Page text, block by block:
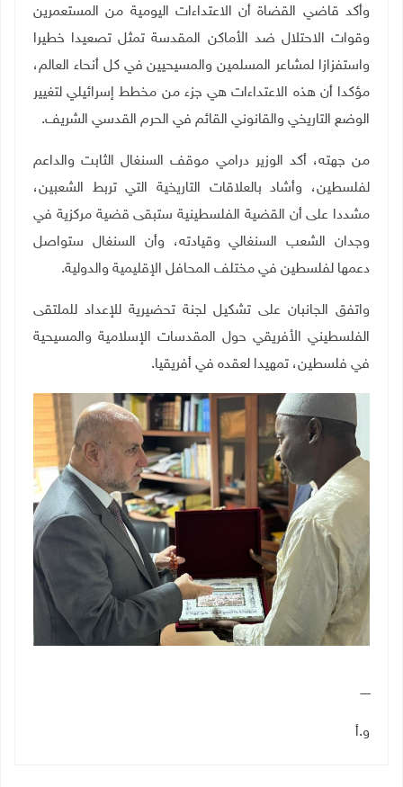
وأكد قاضي القضاة أن الاعتداءات اليومية من المستعمرين
وقوات الاحتلال ضد الأماكن المقدسة تمثل تصعيدا خطيرا
واستفزازا لمشاعر المسلمين والمسيحيين في كل أنحاء العالم،
مؤكدا أن هذه الاعتداءات هي جزء من مخطط إسرائيلي لتغيير
الوضع التاريخي والقانوني القائم في الحرم القدسي الشريف.
من جهته، أكد الوزير درامي موقف السنغال الثابت والداعم
لفلسطين، وأشاد بالعلاقات التاريخية التي تربط الشعبين،
مشددا على أن القضية الفلسطينية ستبقى قضية مركزية في
وجدان الشعب السنغالي وقيادته، وأن السنغال ستواصل
دعمها لفلسطين في مختلف المحافل الإقليمية والدولية.
واتفق الجانبان على تشكيل لجنة تحضيرية للإعداد للملتقى
الفلسطيني الأفريقي حول المقدسات الإسلامية والمسيحية
في فلسطين، تمهيدا لعقده في أفريقيا.
ـــــ
و.أ